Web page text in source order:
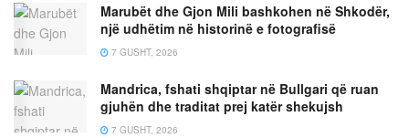
Marubët dhe Gjon Mili bashkohen në Shkodër,
një udhëtim në historinë e fotografisë
7 GUSHT, 2026
Mandrica, fshati shqiptar në Bullgari që ruan
gjuhën dhe traditat prej katër shekujsh
7 GUSHT, 2026